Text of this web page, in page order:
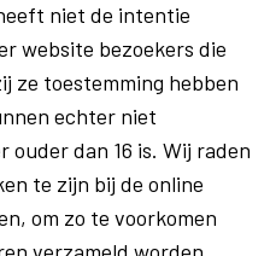
niet de intentie
website bezoekers die
ze toestemming hebben
echter niet
dan 16 is. Wij raden
te zijn bij de online
om zo te voorkomen